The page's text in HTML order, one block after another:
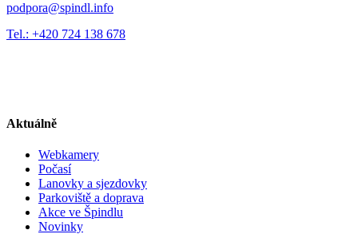
podpora@spindl.info
Tel.: +420 724 138 678
Aktuálně
Webkamery
Počasí
Lanovky a sjezdovky
Parkoviště a doprava
Akce ve Špindlu
Novinky